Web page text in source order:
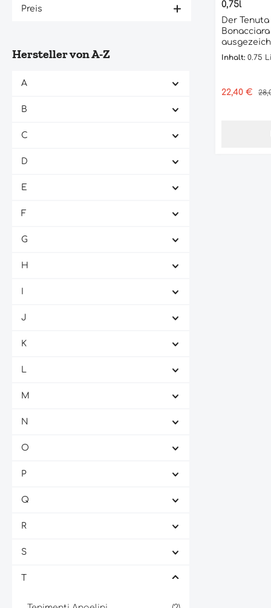
Preis
Hersteller von A-Z
A
B
C
D
E
F
G
H
J
K
L
M
N
O
P
Q
R
S
T
0,75l
Der
Rotwein,
Merlot-
Farbe und
von
Inhalt:0.75
22,40 €